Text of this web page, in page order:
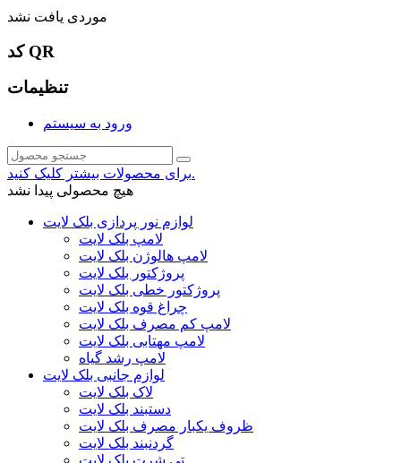
موردی یافت نشد
کد QR
تنظیمات
ورود به سیستم
برای محصولات بیشتر کلیک کنید.
هیچ محصولی پیدا نشد
لوازم نور پردازی بلک لایت
لامپ بلک لایت
لامپ هالوژن بلک لایت
پروژکتور بلک لایت
پروژکتور خطی بلک لایت
چراغ قوه بلک لایت
لامپ کم مصرف بلک لایت
لامپ مهتابی بلک لایت
لامپ رشد گیاه
لوازم جانبی بلک لایت
لاک بلک لایت
دستبند بلک لایت
ظروف یکبار مصرف بلک لایت
گردنبند بلک لایت